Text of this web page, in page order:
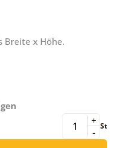
Breite x Höhe.
-
+ St